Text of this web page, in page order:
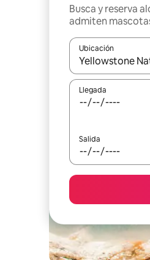
Busca y reserva
admiten
Ubicación
Cuando los
Llegada
Salida